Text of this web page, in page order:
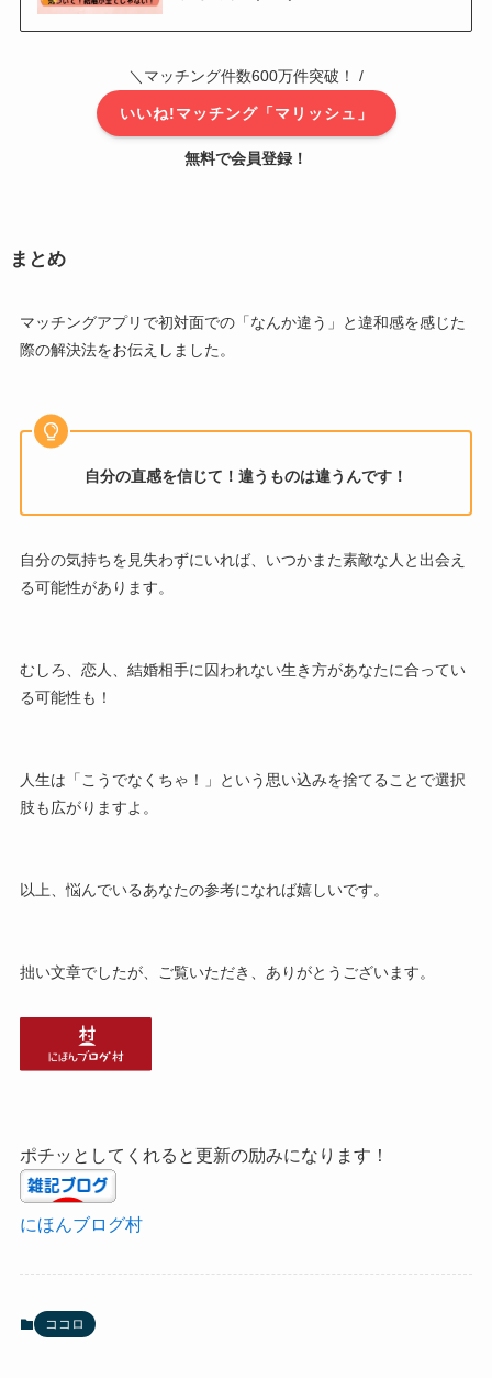
＼マッチング件数600万件突破！ /
いいね!マッチング「マリッシュ」
無料で会員登録！
まとめ
マッチングアプリで初対面での「なんか違う」と違和感を感じた
際の解決法をお伝えしました。
自分の直感を信じて！違うものは違うんです！
自分の気持ちを見失わずにいれば、いつかまた素敵な人と出会え
る可能性があります。
むしろ、恋人、結婚相手に囚われない生き方があなたに合ってい
る可能性も！
人生は「こうでなくちゃ！」という思い込みを捨てることで選択
肢も広がりますよ。
以上、悩んでいるあなたの参考になれば嬉しいです。
拙い文章でしたが、ご覧いただき、ありがとうございます。
ポチッとしてくれると更新の励みになります！
にほんブログ村
ココロ